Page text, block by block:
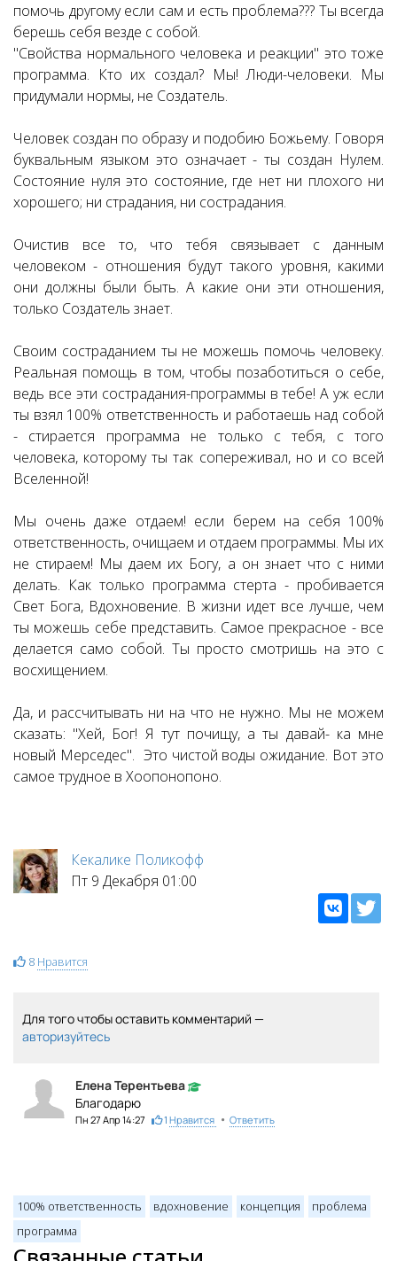
помочь другому если сам и есть проблема??? Ты всегда
берешь себя везде с собой.
"Свойства нормального человека и реакции" это тоже
программа. Кто их создал? Мы! Люди-человеки. Мы
придумали нормы, не Создатель.
Человек создан по образу и подобию Божьему. Говоря
буквальным языком это означает - ты создан Нулем.
Состояние нуля это состояние, где нет ни плохого ни
хорошего; ни страдания, ни сострадания.
Очистив все то, что тебя связывает с данным
человеком - отношения будут такого уровня, какими
они должны были быть. А какие они эти отношения,
только Создатель знает.
Своим состраданием ты не можешь помочь человеку.
Реальная помощь в том, чтобы позаботиться о себе,
ведь все эти сострадания-программы в тебе! А уж если
ты взял 100% ответственность и работаешь над собой
- стирается программа не только с тебя, с того
человека, которому ты так сопереживал, но и со всей
Вселенной!
Мы очень даже отдаем! если берем на себя 100%
ответственность, очищаем и отдаем программы. Мы их
не стираем! Мы даем их Богу, а он знает что с ними
делать. Как только программа стерта - пробивается
Свет Бога, Вдохновение. В жизни идет все лучше, чем
ты можешь себе представить. Самое прекрасное - все
делается само собой. Ты просто смотришь на это с
восхищением.
Да, и рассчитывать ни на что не нужно. Мы не можем
сказать: "Хей, Бог! Я тут почищу, а ты давай- ка мне
новый Мерседес". Это чистой воды ожидание. Вот это
самое трудное в Хоопонопоно.
Кекалике Поликофф
Пт 9 Декабря 01:00
8 Нравится
Для того чтобы оставить комментарий —
авторизуйтесь
Елена Терентьева
Благодарю
Пн 27 Апр 14:27 1 Нравится • Ответить
100% ответственность вдохновение концепция
проблема
программа